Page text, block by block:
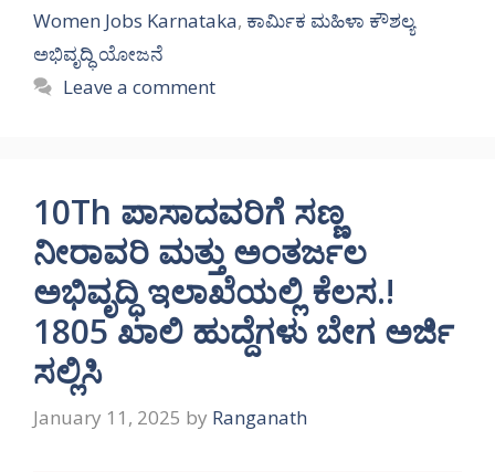
Women Jobs Karnataka, ಕಾರ್ಮಿಕ ಮಹಿಳಾ ಕೌಶಲ್ಯ
ಅಭಿವೃದ್ಧಿ ಯೋಜನೆ
Leave a comment
10Th ಪಾಸಾದವರಿಗೆ ಸಣ್ಣ
ನೀರಾವರಿ ಮತ್ತು ಅಂತರ್ಜಲ
ಅಭಿವೃದ್ಧಿ ಇಲಾಖೆಯಲ್ಲಿ ಕೆಲಸ.!
1805 ಖಾಲಿ ಹುದ್ದೆಗಳು ಬೇಗ ಅರ್ಜಿ
ಸಲ್ಲಿಸಿ
January 11, 2025 by Ranganath